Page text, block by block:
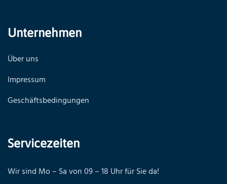
Unternehmen
Über uns
Impressum
Geschäftsbedingungen
Servicezeiten
Wir sind Mo – Sa von 09 – 18 Uhr für Sie da!